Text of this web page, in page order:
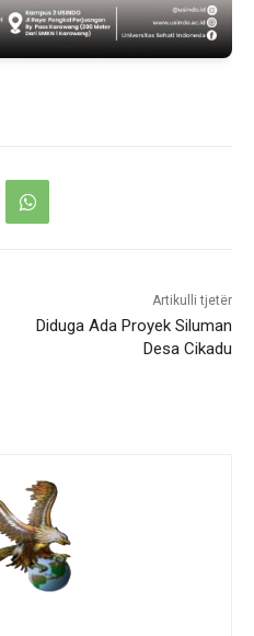
Artikulli tjetër
Diduga Ada Proyek Siluman
Desa Cikadu